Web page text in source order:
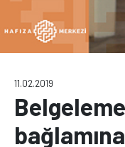
11.02.2019